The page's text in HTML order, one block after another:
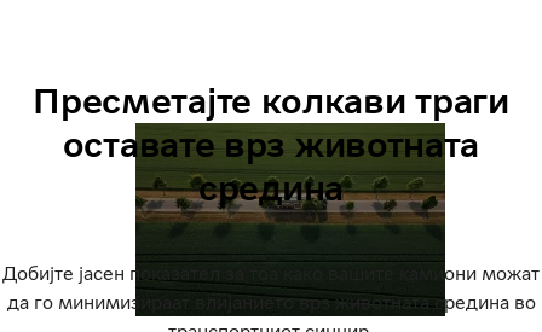
Пресметајте колкави траги
оставате врз животната
средина
Добијте јасен показател за тоа како вашите камиони можат
да го минимизираат влијанието врз животната средина во